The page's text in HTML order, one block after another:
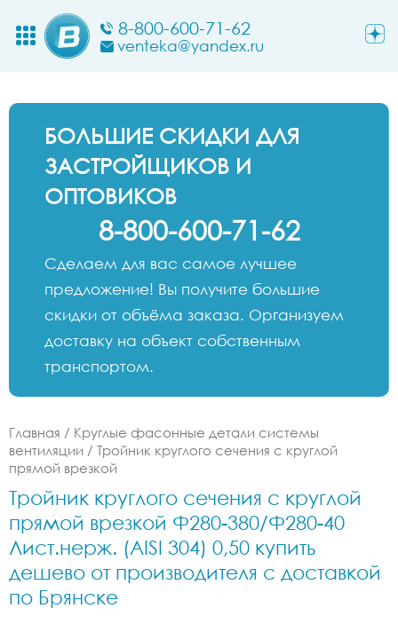
8-800-600-71-62
venteka@yandex.ru
БОЛЬШИЕ СКИДКИ ДЛЯ
ЗАСТРОЙЩИКОВ И
ОПТОВИКОВ
8-800-600-71-62
Сделаем для вас самое лучшее
предложение! Вы получите большие
скидки от объёма заказа. Организуем
доставку на объект собственным
транспортом.
Главная / Круглые фасонные детали системы
вентиляции / Тройник круглого сечения с круглой
прямой врезкой
Тройник круглого сечения с круглой
прямой врезкой Ф280-380/Ф280-40
Лист.нерж. (AISI 304) 0,50 купить
дешево от производителя с доставкой
по Брянске